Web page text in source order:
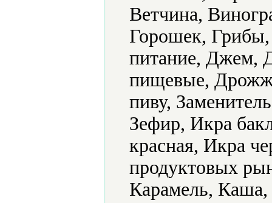
Ветчина,
Горошек, Грибы,
питание, Джем,
пищевые,
пиву,
Зефир, Икра
красная, Икра
продуктовых
Карамель, Каша,